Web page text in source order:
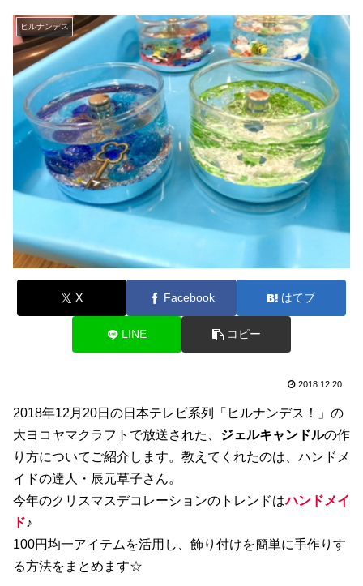
ヒルナンデス
X Facebook はてブ
LINE コピー
2018.12.20
2018年12月20日の日本テレビ系列「ヒルナンデス！」の
大ヨコヤマクラフトで放送された、 ジェルキャンドルの作
り方についてご紹介します。教えてくれたのは、ハンドメ
イドの達人・辰元草子さん。
今年のクリスマスデコレーションのトレンドはハンドメイ
ド♪
100円均一アイテムを活用し、飾り付けを簡単に手作りす
る方法をまとめます☆